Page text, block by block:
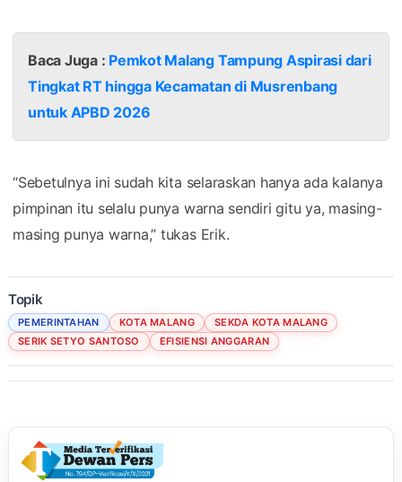
Baca Juga : Pemkot Malang Tampung Aspirasi dari
Tingkat RT hingga Kecamatan di Musrenbang
untuk APBD 2026
“Sebetulnya ini sudah kita selaraskan hanya ada kalanya
pimpinan itu selalu punya warna sendiri gitu ya, masing-
masing punya warna,” tukas Erik.
Topik
PEMERINTAHAN KOTA MALANG
SEKDA KOTA MALANG
SERIK SETYO SANTOSO
EFISIENSI ANGGARAN